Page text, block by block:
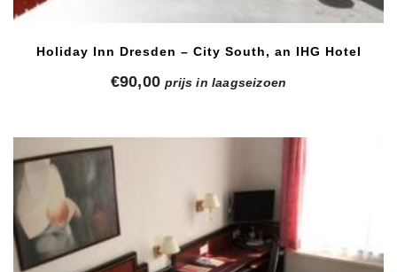
Holiday Inn Dresden – City South, an IHG Hotel
€90,00 prijs in laagseizoen